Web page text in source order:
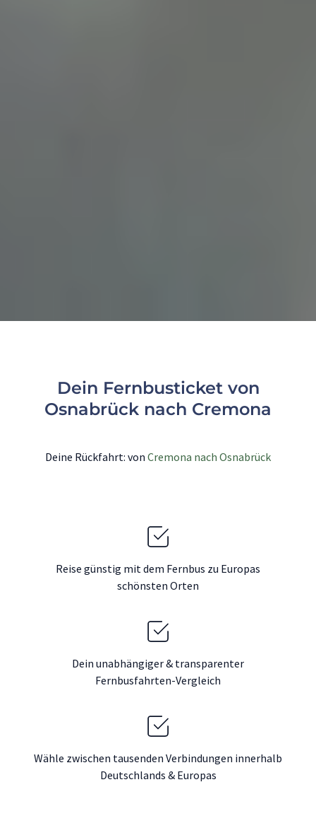
Dein Fernbusticket von
Osnabrück nach Cremona
Deine Rückfahrt: von Cremona nach Osnabrück
Reise günstig mit dem Fernbus zu Europas
schönsten Orten
Dein unabhängiger & transparenter
Fernbusfahrten-Vergleich
Wähle zwischen tausenden Verbindungen innerhalb
Deutschlands & Europas